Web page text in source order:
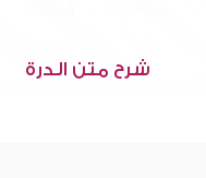
شرح متن الدرة